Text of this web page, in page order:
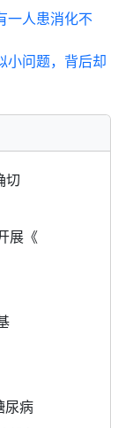
一人患消化不
小问题，背后却
切
展《
尿病